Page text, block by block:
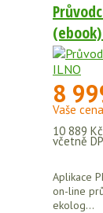
8
Vaše
10 889 Kč
včetně
Aplikace
on-line
ekolog...